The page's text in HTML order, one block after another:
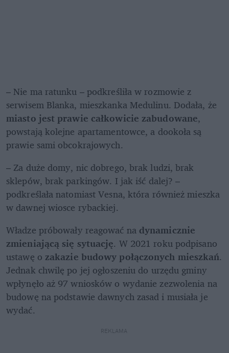
– Nie ma ratunku – podkreśliła w rozmowie z
miasto jest prawie całkowicie zabudowane,
powstają kolejne apartamentowce, a dookoła są
prawie sami obcokrajowych.
– Za duże domy, nic dobrego, brak ludzi, brak
sklepów, brak parkingów. I jak iść dalej? –
podkreślała natomiast Vesna, która również mieszka
w dawnej wiosce rybackiej.
Władze próbowały reagować na dynamicznie
zmieniającą się sytuację. W 2021 roku podpisano
ustawę o zakazie budowy połączonych mieszkań.
Jednak chwilę po jej ogłoszeniu do urzędu gminy
wpłynęło aż 97 wniosków o wydanie zezwolenia na
budowę na podstawie dawnych zasad i musiała je
wydać.
REKLAMA